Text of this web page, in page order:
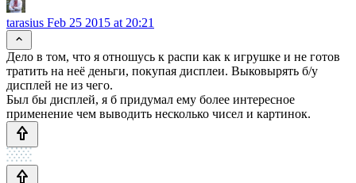
tarasius Feb 25 2015 at 20:21
Дело в том, что я отношусь к распи как к игрушке и не готов
тратить на неё деньги, покупая дисплеи. Выковырять б/у
дисплей не из чего.
Был бы дисплей, я б придумал ему более интересное
применение чем выводить несколько чисел и картинок.